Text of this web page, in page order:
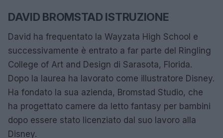
DAVID BROMSTAD ISTRUZIONE
David ha frequentato la Wayzata High School e
successivamente è entrato a far parte del Ringling
College of Art and Design di Sarasota, Florida.
Dopo la laurea ha lavorato come illustratore Disney.
Ha fondato la sua azienda, Bromstad Studio, che
ha progettato camere da letto fantasy per bambini
dopo essere stato licenziato dal suo lavoro alla
Disney.